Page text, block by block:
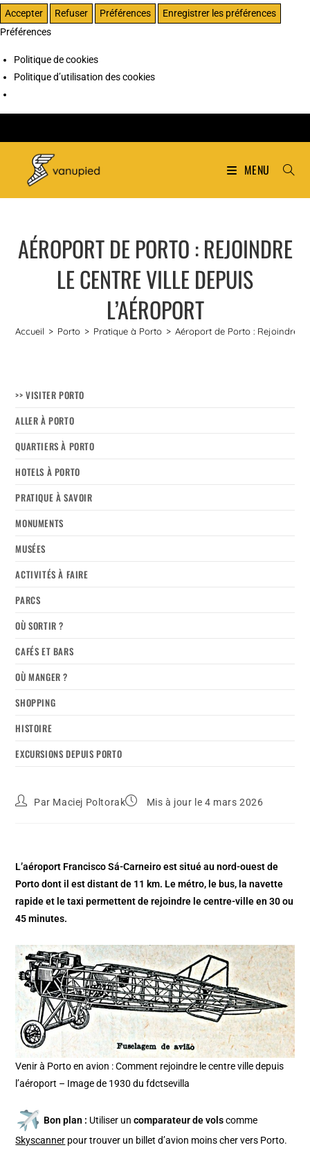
Accepter Refuser Préférences
Enregistrer les préférences
Préférences
Politique de cookies
Politique d’utilisation des cookies
MENU
AÉROPORT DE PORTO : REJOINDRE
LE CENTRE VILLE DEPUIS
L’AÉROPORT
Accueil > Porto > Pratique à Porto > Aéroport de Porto : Rejoindre
>> VISITER PORTO
ALLER À PORTO
QUARTIERS À PORTO
HOTELS À PORTO
PRATIQUE À SAVOIR
MONUMENTS
MUSÉES
ACTIVITÉS À FAIRE
PARCS
OÙ SORTIR ?
CAFÉS ET BARS
OÙ MANGER ?
SHOPPING
HISTOIRE
EXCURSIONS DEPUIS PORTO
Par Maciej Poltorak Mis à jour le 4 mars 2026
L’aéroport Francisco Sá-Carneiro est situé au nord-ouest de
Porto dont il est distant de 11 km. Le métro, le bus, la navette
rapide et le taxi permettent de rejoindre le centre-ville en 30 ou
45 minutes.
Venir à Porto en avion : Comment rejoindre le centre ville depuis
l’aéroport – Image de 1930 du fdctsevilla
Bon plan : Utiliser uncomparateur de volscomme
Skyscanner pour trouver un billet d’avion moins cher vers Porto.